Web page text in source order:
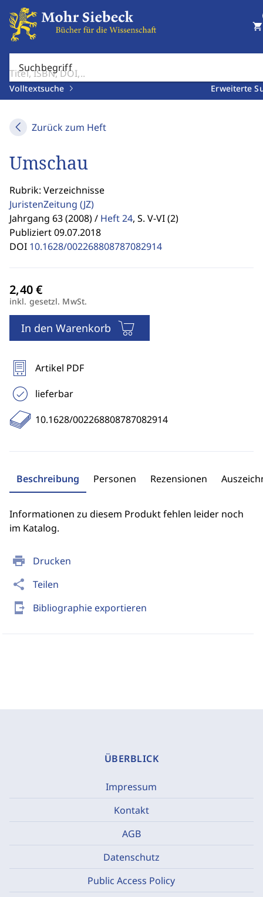
Suchbegriff
Volltextsuche Erweiterte
shopping_cart
Zurück zum Heft
print Drucken
share Teilen
send_to_mobile Bibliographie exportieren
Umschau
Rubrik: Verzeichnisse
JuristenZeitung (JZ)
Jahrgang 63 (2008) / Heft 24, S. V-VI (2)
Publiziert 09.07.2018
DOI 10.1628/002268808787082914
inkl. gesetzl. MwSt.
In den Warenkorb
Artikel PDF
lieferbar
10.1628/002268808787082914
Beschreibung Personen Rezensionen
Informationen zu diesem Produkt fehlen leider noch
im Katalog.
ÜBERBLICK
Impressum
Kontakt
AGB
Datenschutz
Public Access Policy